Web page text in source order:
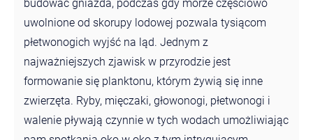
budować gniazda, podczas gdy morze częściowo
uwolnione od skorupy lodowej pozwala tysiącom
płetwonogich wyjść na ląd. Jednym z
najważniejszych zjawisk w przyrodzie jest
formowanie się planktonu, którym żywią się inne
zwierzęta. Ryby, mięczaki, głowonogi, płetwonogi i
walenie pływają czynnie w tych wodach umożliwiając